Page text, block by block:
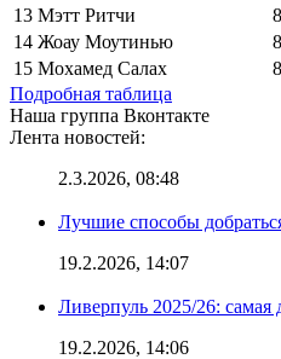
13 Мэтт Ритчи
8
14 Жоау Моутинью
8
15 Мохамед Салах
8
Подробная таблица
Наша группа Вконтакте
Лента новостей:
2.3.2026, 08:48
Лучшие способы
19.2.2026, 14:07
Ливерпуль 2025/26: самая
19.2.2026, 14:06